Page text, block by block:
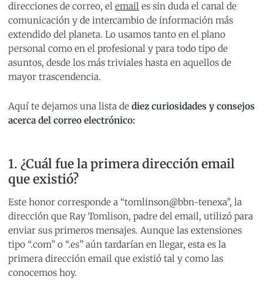
direcciones de correo, el email es sin duda el canal de
comunicación y de intercambio de información más
extendido del planeta. Lo usamos tanto en el plano
personal como en el profesional y para todo tipo de
asuntos, desde los más triviales hasta en aquellos de
mayor trascendencia.
Aquí te dejamos una lista de diez curiosidades y consejos
acerca del correo electrónico:
1. ¿Cuál fue la primera dirección email
que existió?
Este honor corresponde a “tomlinson@bbn-tenexa”, la
dirección que Ray Tomlison, padre del email, utilizó para
enviar sus primeros mensajes. Aunque las extensiones
tipo “.com” o “.es” aún tardarían en llegar, esta es la
primera dirección email que existió tal y como las
conocemos hoy.